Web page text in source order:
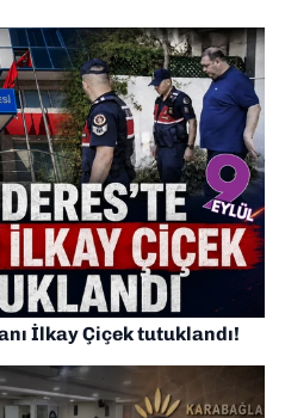
İlkay Çiçek tutuklandı!